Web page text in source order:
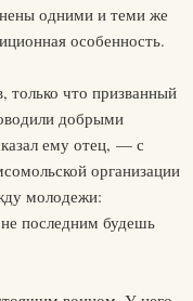
одними и теми же
особенность.
что призванный
добрыми
ему отец, — с
организации
молодежи:
последним будешь